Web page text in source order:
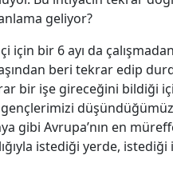
geliyor?
için bir 6 ayı da
beri tekrar edip
bir işe gireceğini bildiği
gibi Avrupa’nın en
istediği yerde,